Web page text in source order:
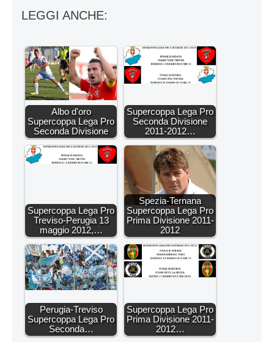
LEGGI ANCHE:
Albo d'oro
Supercoppa Lega Pro
Seconda Divisione
Supercoppa Lega Pro
Seconda Divisione
2011-2012…
Supercoppa Lega Pro
Treviso-Perugia 13
maggio 2012,…
Spezia-Ternana
Supercoppa Lega Pro
Prima Divisione 2011-
2012
Perugia-Treviso
Supercoppa Lega Pro
Seconda…
Supercoppa Lega Pro
Prima Divisione 2011-
2012…